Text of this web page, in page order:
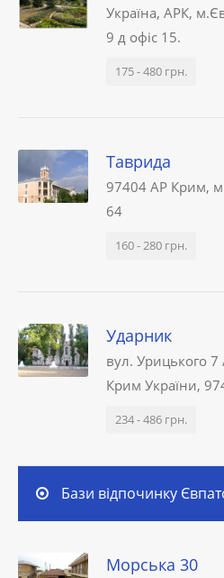
Україна, АРК,
9 д офіс 15.
175 - 480 грн.
Таврида
97404 АР Крим, м.
64
160 - 280 грн.
Ударник
вул. Урицького
Крим України,
234 - 486 грн.
Бази відпочинку
Морська 30